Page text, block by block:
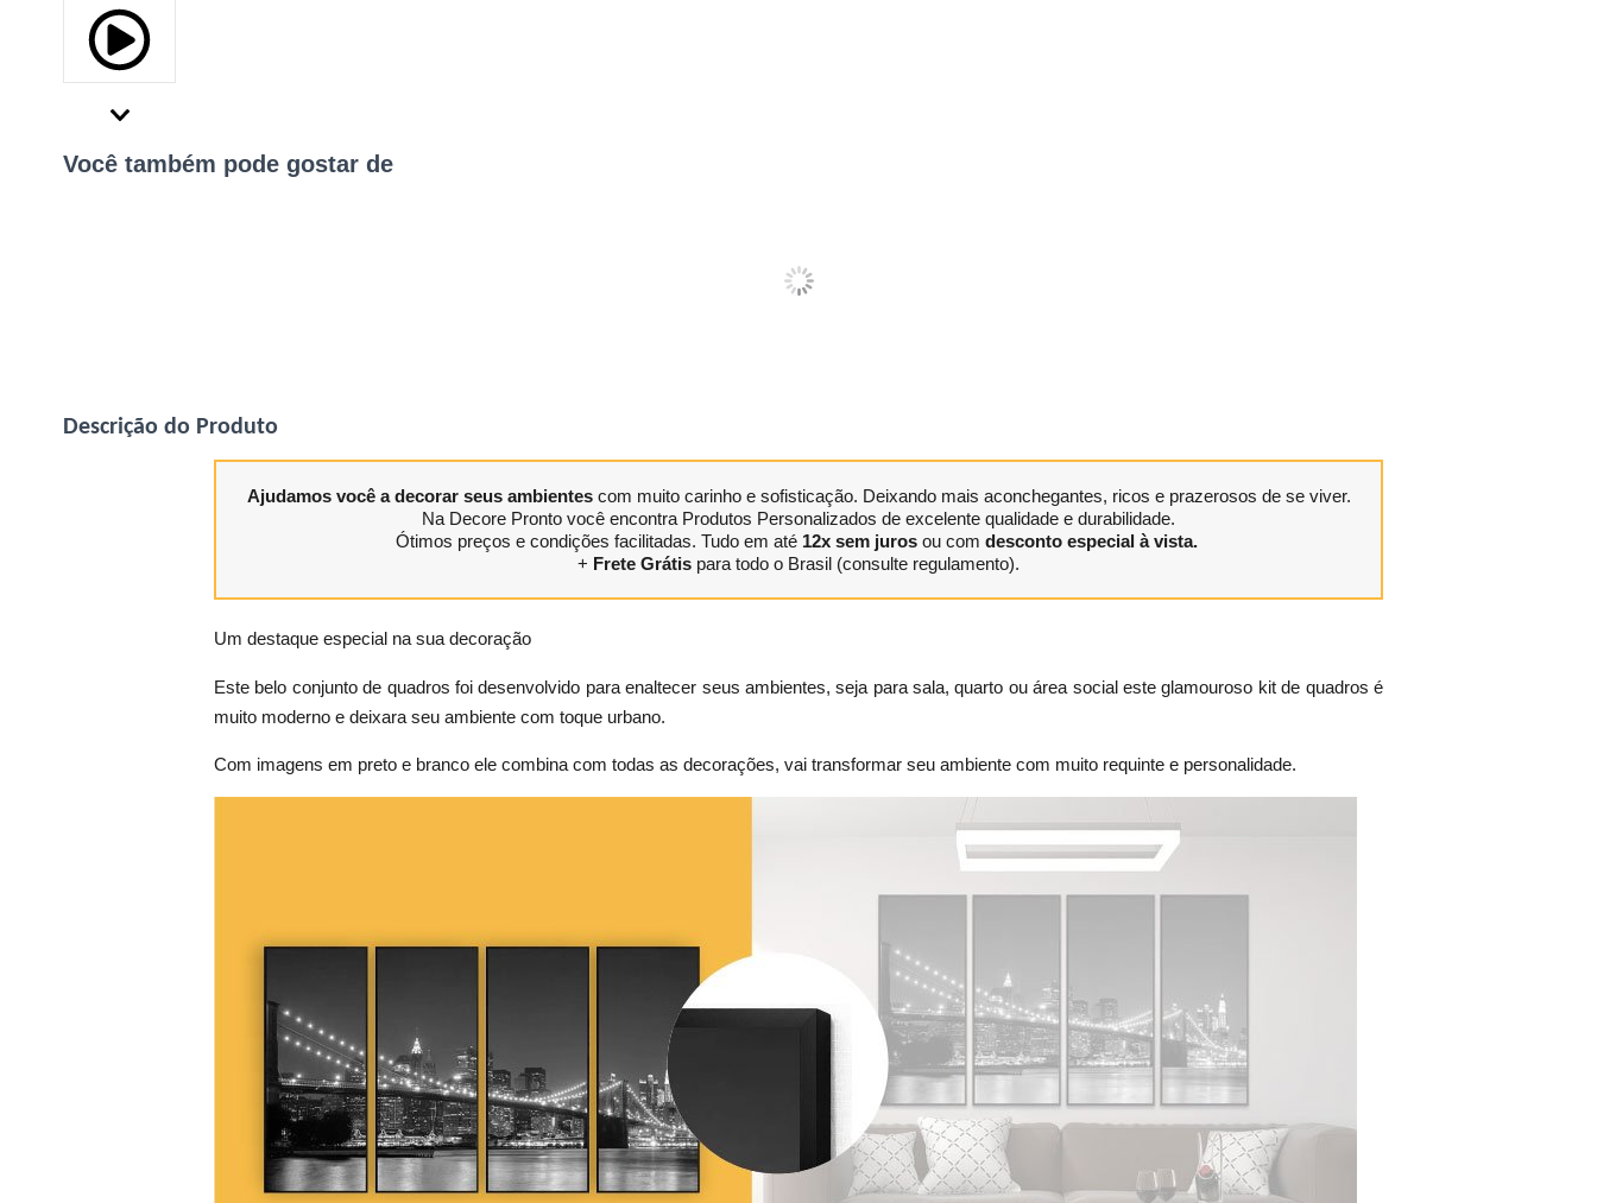
Você também pode gostar de
Descrição do Produto
Ajudamos você a decorar seus ambientescom muito carinho e sofisticação. Deixando mais aconchegantes, ricos e prazerosos de se viver.
Na Decore Pronto você encontra Produtos Personalizados de excelente qualidade e durabilidade.
Ótimos preços e condições facilitadas. Tudo em até 12x sem jurosou com desconto especial à vista.
+ Frete Grátis para todo o Brasil (consulte regulamento).
Um destaque especial na sua decoração
Este belo conjunto de quadros foi desenvolvido para enaltecer seus ambientes, seja para sala, quarto ou área social este glamouroso kit de quadros é
muito moderno e deixara seu ambiente com toque urbano.
Com imagens em preto e branco ele combina com todas as decorações, vai transformar seu ambiente com muito requinte e personalidade.